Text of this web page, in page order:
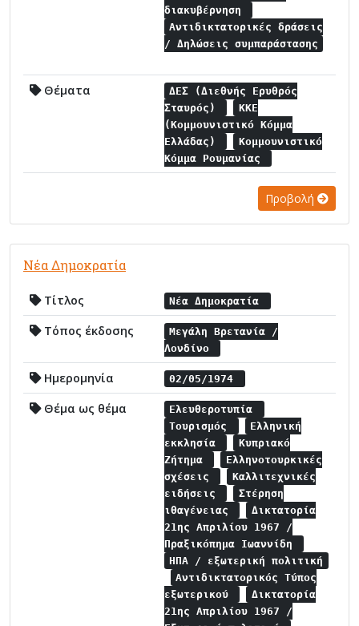
διακυβέρνηση
Αντιδικτατορικές δράσεις
/ Δηλώσεις συμπαράστασης
Θέματα
ΔΕΣ (Διεθνής Ερυθρός
Σταυρός)
ΚΚΕ
(Κομμουνιστικό Κόμμα
Ελλάδας)
Κομμουνιστικό
Κόμμα Ρουμανίας
Προβολή
Νέα Δημοκρατία
Τίτλος Νέα Δημοκρατία
Τόπος έκδοσης
Μεγάλη Βρετανία /
Λονδίνο
Ημερομηνία 02/05/1974
Θέμα ως θέμα
Ελευθεροτυπία
Τουρισμός
Ελληνική
εκκλησία
Κυπριακό
Ζήτημα
Ελληνοτουρκικές
σχέσεις
Καλλιτεχνικές
ειδήσεις
Στέρηση
ιθαγένειας
Δικτατορία
21ης Απριλίου 1967 /
Πραξικόπημα Ιωαννίδη
ΗΠΑ / εξωτερική πολιτική
Αντιδικτατορικός Τύπος
εξωτερικού
Δικτατορία
21ης Απριλίου 1967 /